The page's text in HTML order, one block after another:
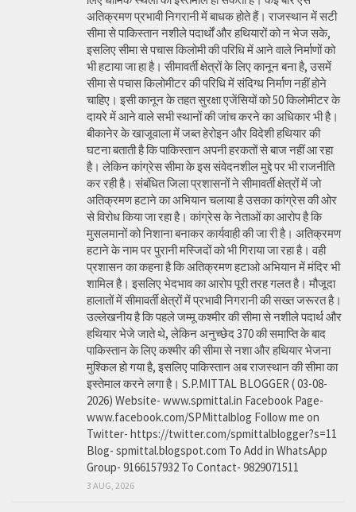
अतिक्रमण प्रभावी निगरानी में बाधक होते हैं। राजस्थान में सटी
सीमा से पाकिस्तान नशीले पदार्थों और हथियारों को न भेज सके,
इसलिए सीमा से पचास किलोमी की परिधि में आने वाले निर्माणों को
भी हटाया जा हा है। सीमावर्ती क्षेत्रों के लिए कानून बना है, उसमें
सीमा से पचास किलोमीटर की परिधि में संदिग्ध निर्माण नहीं होने
चाहिए। इसी कानून के तहत सुरक्षा एजेंसियों को 50 किलोमीटर के
दायरे में आने वाले सभी स्थानों की जांच करने का अधिकार भी है।
बीकानेर के खाजूवाला में जब्त हेरोइन और विदेशी हथियार की
घटना बताती है कि पाकिस्तान अपनी हरकतों से बाज नहीं आ रहा
है। लेकिन कांग्रेस सीमा के इस संवेदनशील मुद्दे पर भी राजनीति
कर रही है। संबंधित जिला प्रशासनों ने सीमावर्ती क्षेत्रों में जो
अतिक्रमण हटाने का अभियान चलाया है उसका कांग्रेस की ओर
से विरोध किया जा रहा है। कांग्रेस के नेताओं का आरोप है कि
मुसलमानों को निशाना बनाकर कार्यवाही की जा री है। अतिक्रमण
हटाने के नाम पर पुरानी मस्जिदों को भी गिराया जा रहा है। वही
प्रशासन का कहना है कि अतिक्रमण हटाओ अभियान में मंदिर भी
शामिल है। इसलिए भेदभाव का आरोप पूरी तरह गलत है। मौजूदा
हालातों में सीमावर्ती क्षेत्रों में प्रभावी निगरानी की सख्त जरूरत है।
उल्लेखनीय है कि पहले जम्मू कश्मीर की सीमा से नशीले पदार्थ और
हथियार भेजे जाते थे, लेकिन अनुच्छेद 370 की समाप्ति के बाद
पाकिस्तान के लिए कश्मीर की सीमा से नशा और हथियार भेजना
मुश्किल हो गया है, इसलिए पाकिस्तान अब राजस्थान की सीमा का
इस्तेमाल करने लगा है। S.P.MITTAL BLOGGER ( 03-08-
2026) Website- www.spmittal.in Facebook Page-
www.facebook.com/SPMittalblog Follow me on
Twitter- https://twitter.com/spmittalblogger?s=11
Blog- spmittal.blogspot.com To Add in WhatsApp
Group- 9166157932 To Contact- 9829071511
3 AUG, 2026